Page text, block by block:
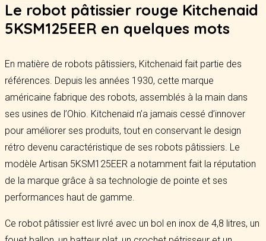
Le robot pâtissier rouge Kitchenaid
5KSM125EER en quelques mots
En matière de robots pâtissiers, Kitchenaid fait partie des
références. Depuis les années 1930, cette marque
américaine fabrique des robots, assemblés à la main dans
ses usines de l’Ohio. Kitchenaid n’a jamais cessé d’innover
pour améliorer ses produits, tout en conservant le design
rétro devenu caractéristique de ses robots pâtissiers. Le
modèle Artisan 5KSM125EER a notamment fait la réputation
de la marque grâce à sa technologie de pointe et ses
performances haut de gamme.
Ce robot pâtissier est livré avec un bol en inox de 4,8 litres, un